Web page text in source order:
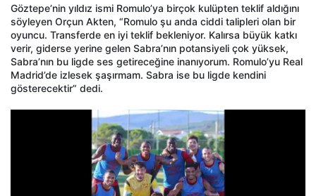
Göztepe’nin yıldız ismi Romulo’ya birçok kulüpten teklif aldığını
söyleyen Orçun Akten, “Romulo şu anda ciddi talipleri olan bir
oyuncu. Transferde en iyi teklif bekleniyor. Kalırsa büyük katkı
verir, giderse yerine gelen Sabra’nın potansiyeli çok yüksek,
Sabra’nın bu ligde ses getireceğine inanıyorum. Romulo’yu Real
Madrid’de izlesek şaşırmam. Sabra ise bu ligde kendini
gösterecektir” dedi.